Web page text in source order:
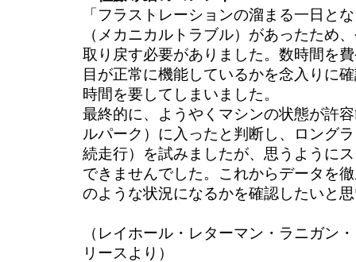
「フラストレーションの溜まる一日と
（メカニカルトラブル）があったため
取り戻す必要がありました。数時間を
目が正常に機能しているかを念入りに
時間を要してしまいました。
最終的に、ようやくマシンの状態が許
ルパーク）に入ったと判断し、ロング
続走行）を試みましたが、思うように
できませんでした。これからデータを
のような状況になるかを確認したいと
（レイホール・レターマン・ラニガン
リースより）